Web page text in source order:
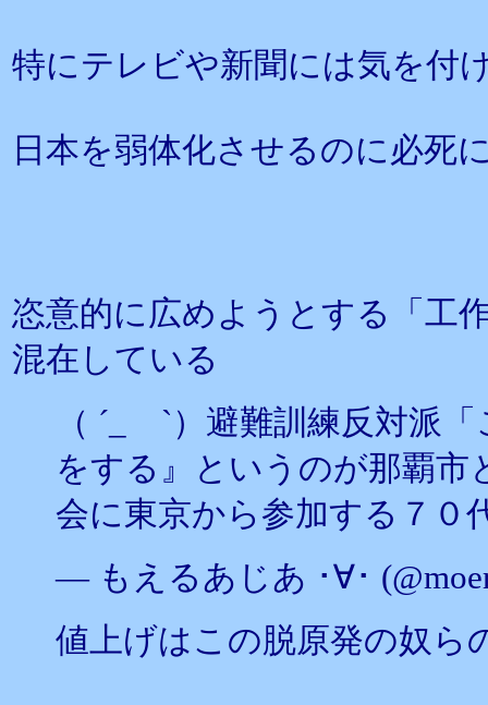
特にテレビや新聞には気を付
日本を弱体化させるのに必死
恣意的に広めようとする「工
混在している
（ ´_ゝ`）避難訓練反対派
をする』というのが那覇市
会に東京から参加する７０
— もえるあじあ ･∀･
値上げはこの脱原発の奴ら